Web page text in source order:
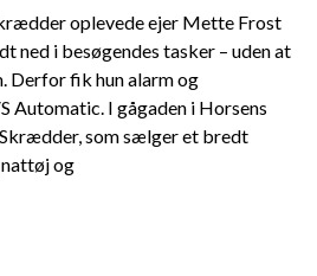
oplevede ejer Mette Frost
ned i besøgendes tasker – uden at
Derfor fik hun alarm og
Automatic. I gågaden i Horsens
som sælger et bredt
og